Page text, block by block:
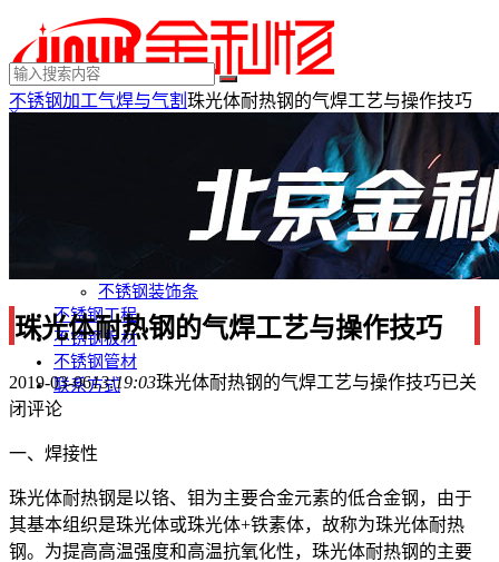
×
不锈钢装饰条
不锈钢工程
不锈钢板材
不锈钢管材
联系方式
不锈钢加工气焊与气割 珠光体耐热钢的气焊工艺与操作技巧
珠光体耐热钢的气焊工艺与操作技巧
2019-03-0613:19:03珠光体耐热钢的气焊工艺与操作技巧已关
闭评论
一、焊接性
珠光体耐热钢是以铬、钼为主要合金元素的低合金钢，由于
其基本组织是珠光体或珠光体+铁素体，故称为珠光体耐热
钢。为提高高温强度和高温抗氧化性，珠光体耐热钢的主要